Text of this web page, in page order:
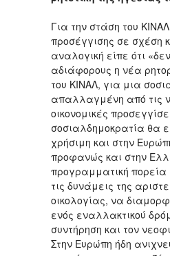
Για την στάση του
προσέγγισης σε σχέση
αναλογική είπε ότι
αδιάφορους η νέα
του ΚΙΝΑΛ, για μια
απαλλαγμένη από τις
οικονομικές
σοσιαλδημοκρατία θα
χρήσιμη και στην
προφανώς και στην
προγραμματική
τις δυνάμεις της
οικολογίας, να
ενός εναλλακτικού
συντήρηση και τον
Στην Ευρώπη ήδη